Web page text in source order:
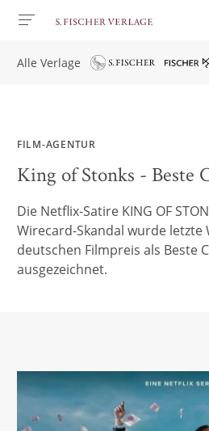
Alle Verlage
FILM-AGENTUR
King of Stonks - Beste
Die Netflix-Satire KING OF
Wirecard-Skandal wurde letzte
deutschen Filmpreis als Beste
ausgezeichnet.